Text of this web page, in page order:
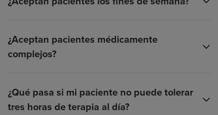
¿Aceptan pacientes médicamente
complejos?
¿Qué pasa si mi paciente no puede tolerar
tres horas de terapia al día?